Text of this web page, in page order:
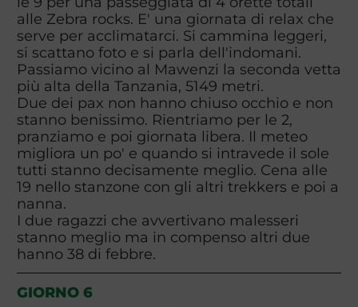
alle Zebra rocks. E' una giornata di relax che
serve per acclimatarci. Si cammina leggeri,
si scattano foto e si parla dell'indomani.
Passiamo vicino al Mawenzi la seconda vetta
più alta della Tanzania, 5149 metri.
Due dei pax non hanno chiuso occhio e non
stanno benissimo. Rientriamo per le 2,
pranziamo e poi giornata libera. Il meteo
migliora un po' e quando si intravede il sole
tutti stanno decisamente meglio. Cena alle
19 nello stanzone con gli altri trekkers e poi a
nanna.
I due ragazzi che avvertivano malesseri
stanno meglio ma in compenso altri due
hanno 38 di febbre.
GIORNO 6